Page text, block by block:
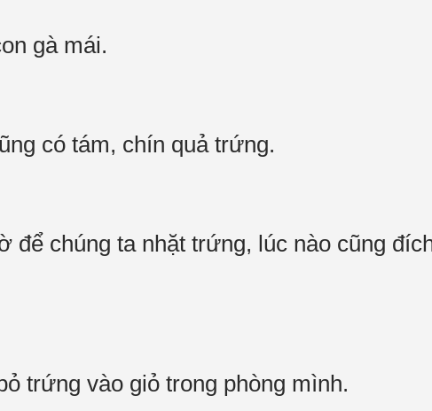
gà mái.
có tám, chín quả trứng.
để chúng ta nhặt trứng, lúc nào cũng
trứng vào giỏ trong phòng mình.